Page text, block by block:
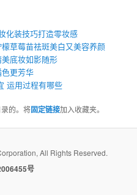
化装技巧打造零妆感
草莓苗祛斑美白又美容养颜
底妆如影随形
更芳华
运用过程有哪些
的。将固定链接加入收藏夹。
All Rights Reserved.
号